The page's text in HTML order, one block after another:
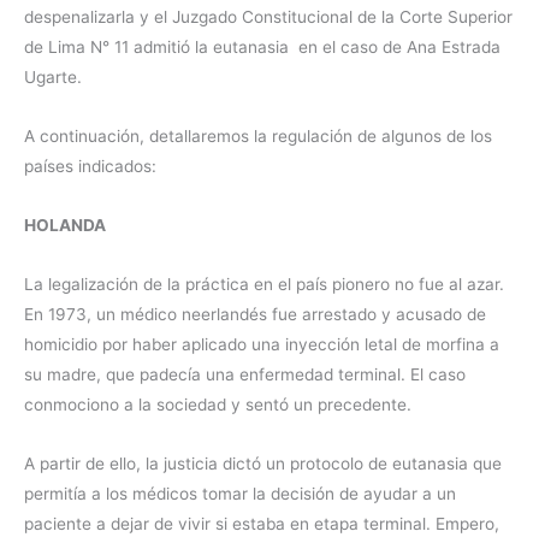
despenalizarla y el Juzgado Constitucional de la Corte Superior
de Lima N° 11 admitió la eutanasia en el caso de Ana Estrada
Ugarte.
A continuación, detallaremos la regulación de algunos de los
países indicados:
HOLANDA
La legalización de la práctica en el país pionero no fue al azar.
En 1973, un médico neerlandés fue arrestado y acusado de
homicidio por haber aplicado una inyección letal de morfina a
su madre, que padecía una enfermedad terminal. El caso
conmociono a la sociedad y sentó un precedente.
A partir de ello, la justicia dictó un protocolo de eutanasia que
permitía a los médicos tomar la decisión de ayudar a un
paciente a dejar de vivir si estaba en etapa terminal. Empero,